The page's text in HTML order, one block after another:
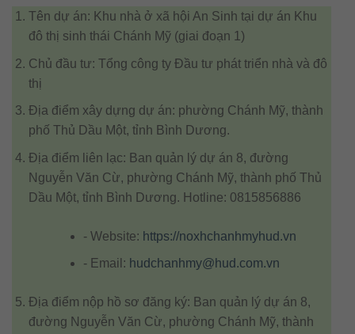
Tên dự án: Khu nhà ở xã hội An Sinh tại dự án Khu
đô thị sinh thái Chánh Mỹ (giai đoạn 1)
Chủ đầu tư: Tổng công ty Đầu tư phát triển nhà và đô
thị
Địa điểm xây dựng dự án: phường Chánh Mỹ, thành
phố Thủ Dầu Một, tỉnh Bình Dương.
Địa điểm liên lạc: Ban quản lý dự án 8, đường
Nguyễn Văn Cừ, phường Chánh Mỹ, thành phố Thủ
Dầu Một, tỉnh Bình Dương. Hotline: 0815856886
Website: https://noxhchanhmyhud.vn
Email: hudchanhmy@hud.com.vn
Địa điểm nộp hồ sơ đăng ký: Ban quản lý dự án 8,
đường Nguyễn Văn Cừ, phường Chánh Mỹ, thành